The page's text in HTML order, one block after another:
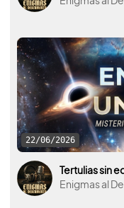
22/06/2026
Tertulias sin
Enigmas al